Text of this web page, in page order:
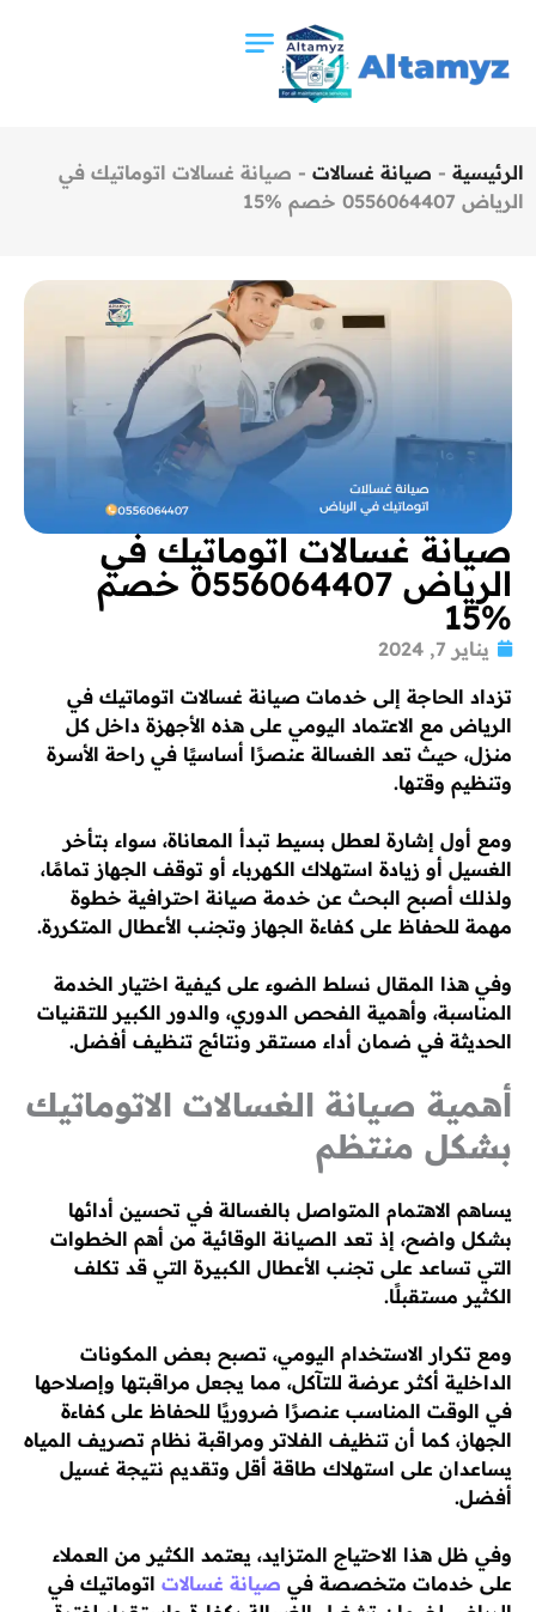
الرئيسية - صيانة غسالات - صيانة غسالات اتوماتيك في
الرياض 0556064407 خصم %15
صيانة غسالات اتوماتيك في
الرياض 0556064407 خصم
%15
يناير 7, 2024
تزداد الحاجة إلى خدمات صيانة غسالات اتوماتيك في
الرياض مع الاعتماد اليومي على هذه الأجهزة داخل كل
منزل، حيث تعد الغسالة عنصرًا أساسيًا في راحة الأسرة
وتنظيم وقتها.
ومع أول إشارة لعطل بسيط تبدأ المعاناة، سواء بتأخر
الغسيل أو زيادة استهلاك الكهرباء أو توقف الجهاز تمامًا،
ولذلك أصبح البحث عن خدمة صيانة احترافية خطوة
مهمة للحفاظ على كفاءة الجهاز وتجنب الأعطال المتكررة.
وفي هذا المقال نسلط الضوء على كيفية اختيار الخدمة
المناسبة، وأهمية الفحص الدوري، والدور الكبير للتقنيات
الحديثة في ضمان أداء مستقر ونتائج تنظيف أفضل.
أهمية صيانة الغسالات الاتوماتيك
بشكل منتظم
يساهم الاهتمام المتواصل بالغسالة في تحسين أدائها
بشكل واضح، إذ تعد الصيانة الوقائية من أهم الخطوات
التي تساعد على تجنب الأعطال الكبيرة التي قد تكلف
الكثير مستقبلًا.
ومع تكرار الاستخدام اليومي، تصبح بعض المكونات
الداخلية أكثر عرضة للتآكل، مما يجعل مراقبتها وإصلاحها
في الوقت المناسب عنصرًا ضروريًا للحفاظ على كفاءة
الجهاز، كما أن تنظيف الفلاتر ومراقبة نظام تصريف المياه
يساعدان على استهلاك طاقة أقل وتقديم نتيجة غسيل
أفضل.
وفي ظل هذا الاحتياج المتزايد، يعتمد الكثير من العملاء
على خدمات متخصصة في صيانة غسالات اتوماتيك في